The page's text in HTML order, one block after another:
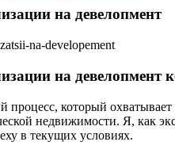
на девелопмент
на девелопмент
который
недвижимости. Я, как
в текущих условиях.